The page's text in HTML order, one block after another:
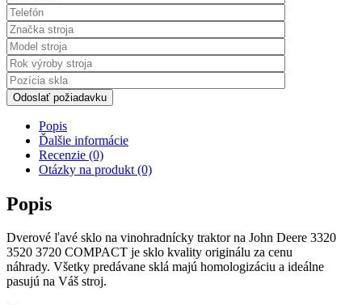
Odoslať požiadavku
Popis
Ďalšie informácie
Recenzie (0)
Otázky na produkt (0)
Popis
Dverové ľavé sklo na vinohradnícky traktor na John Deere 3320
3520 3720 COMPACT je sklo kvality originálu za cenu
náhrady. Všetky predávane sklá majú homologizáciu a ideálne
pasujú na Váš stroj.